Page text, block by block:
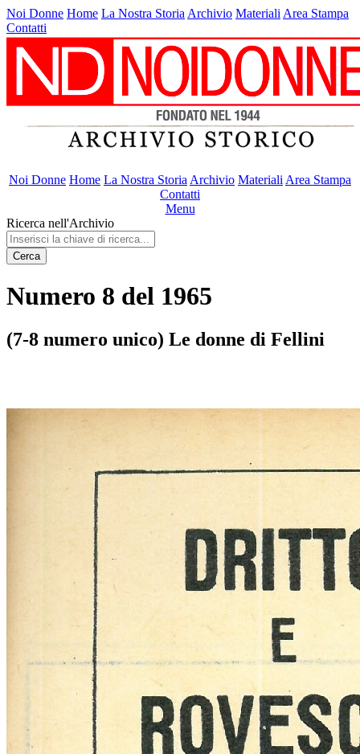
Noi Donne Home La Nostra Storia Archivio Materiali Area Stampa
Contatti
Noi Donne Home La Nostra Storia Archivio Materiali Area Stampa
Contatti
Menu
Ricerca nell'Archivio
Cerca
Numero 8 del 1965
(7-8 numero unico) Le donne di Fellini